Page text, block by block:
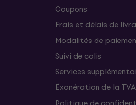
Coupons
Frais et délais de
Modalités de
Suivi de colis
Services
Éxonération de la TVA